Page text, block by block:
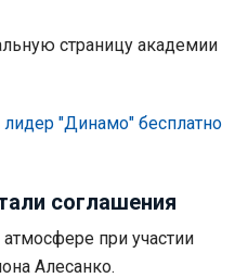
страницу академии
"Динамо" бесплатно
соглашения
при участии
Алесанко.